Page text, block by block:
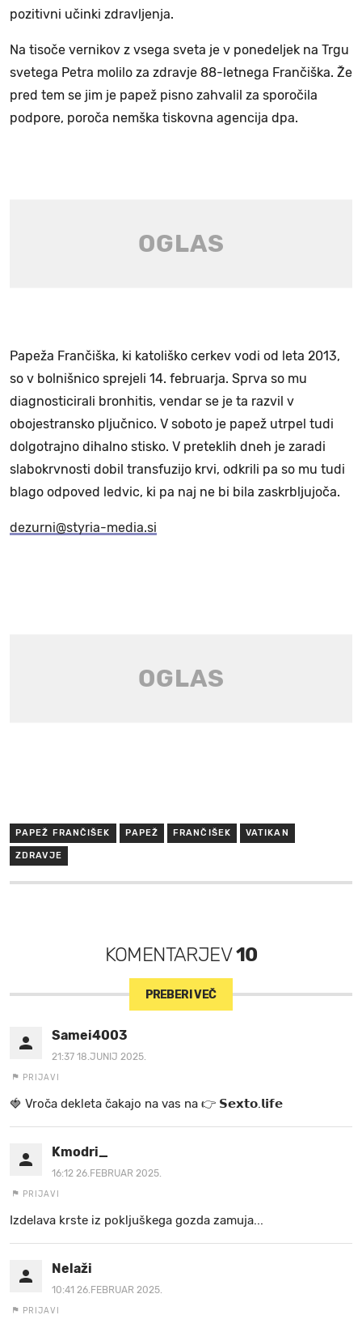
pozitivni učinki zdravljenja.
Na tisoče vernikov z vsega sveta je v ponedeljek na Trgu
svetega Petra molilo za zdravje 88-letnega Frančiška. Že
pred tem se jim je papež pisno zahvalil za sporočila
podpore, poroča nemška tiskovna agencija dpa.
Papeža Frančiška, ki katoliško cerkev vodi od leta 2013,
so v bolnišnico sprejeli 14. februarja. Sprva so mu
diagnosticirali bronhitis, vendar se je ta razvil v
obojestransko pljučnico. V soboto je papež utrpel tudi
dolgotrajno dihalno stisko. V preteklih dneh je zaradi
slabokrvnosti dobil transfuzijo krvi, odkrili pa so mu tudi
blago odpoved ledvic, ki pa naj ne bi bila zaskrbljujoča.
dezurni@styria-media.si
PAPEŽ FRANČIŠEK PAPEŽ FRANČIŠEK VATIKAN
ZDRAVJE
KOMENTARJEV10
PREBERI VEČ
Samei4003
21:37 18.JUNIJ 2025.
PRIJAVI
🍓 V r o č a d e k l e t a ča k a jo na va s n a 👉 𝗦𝗲𝘅𝘁𝗼.𝗹𝗶𝗳𝗲
Kmodri_
16:12 26.FEBRUAR 2025.
PRIJAVI
Izdelava krste iz pokljuškega gozda zamuja...
Nelaži
10:41 26.FEBRUAR 2025.
PRIJAVI